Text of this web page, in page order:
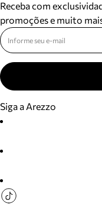
Receba com
promoções e muito
Siga a Arezzo